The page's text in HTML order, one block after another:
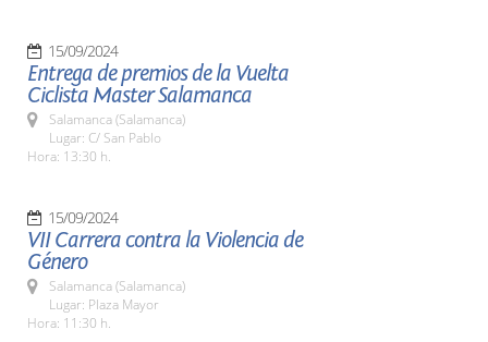
15/09/2024
Entrega de premios de la Vuelta
Ciclista Master Salamanca
Salamanca (Salamanca)
Lugar: C/ San Pablo
Hora: 13:30 h.
15/09/2024
VII Carrera contra la Violencia de
Género
Salamanca (Salamanca)
Lugar: Plaza Mayor
Hora: 11:30 h.